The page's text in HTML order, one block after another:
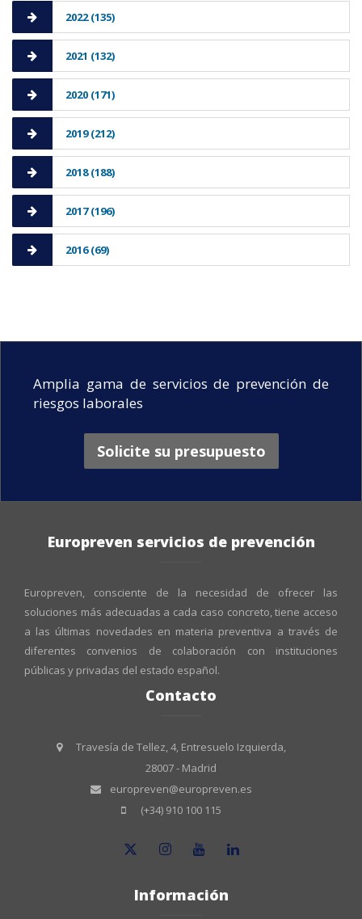
2022 (135)
2021 (132)
2020 (171)
2019 (212)
2018 (188)
2017 (196)
2016 (69)
Amplia gama de servicios de prevención de
riesgos laborales
Solicite su presupuesto
Europreven servicios de prevención
Europreven, consciente de la necesidad de ofrecer las
soluciones más adecuadas a cada caso concreto, tiene acceso
a las últimas novedades en materia preventiva a través de
diferentes convenios de colaboración con instituciones
públicas y privadas del estado español.
Contacto
Travesía de Tellez, 4, Entresuelo Izquierda,
28007 - Madrid
europreven@europreven.es
(+34) 910 100 115
Información